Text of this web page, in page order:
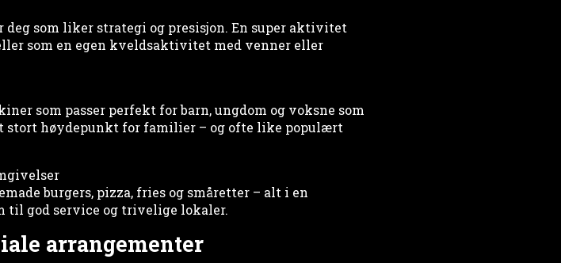
som liker strategi og presisjon. En super aktivitet
som en egen kveldsaktivitet med venner eller
som passer perfekt for barn, ungdom og voksne som
stort høydepunkt for familier – og ofte like populært
burgers, pizza, fries og småretter – alt i en
til god service og trivelige lokaler.
arrangementer